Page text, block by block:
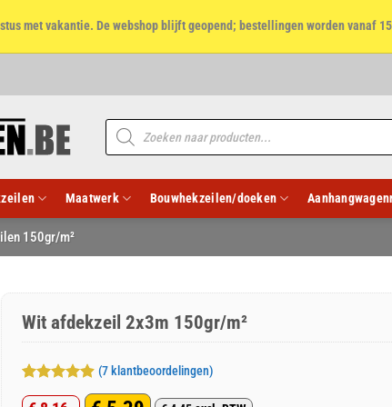
met vakantie. De webshop blijft geopend; bestellingen worden vanaf
Producten
zoeken
Maatwerk Bouwhekzeilen/doeken
150gr/m²
Wit afdekzeil 2x3m 150gr/m²
Gewaardeerd
7
(7 klantbeoordelingen)